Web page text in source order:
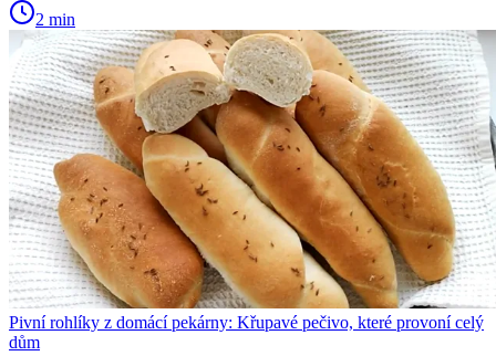
2 min
Pivní rohlíky z domácí pekárny: Křupavé pečivo, které provoní celý
dům